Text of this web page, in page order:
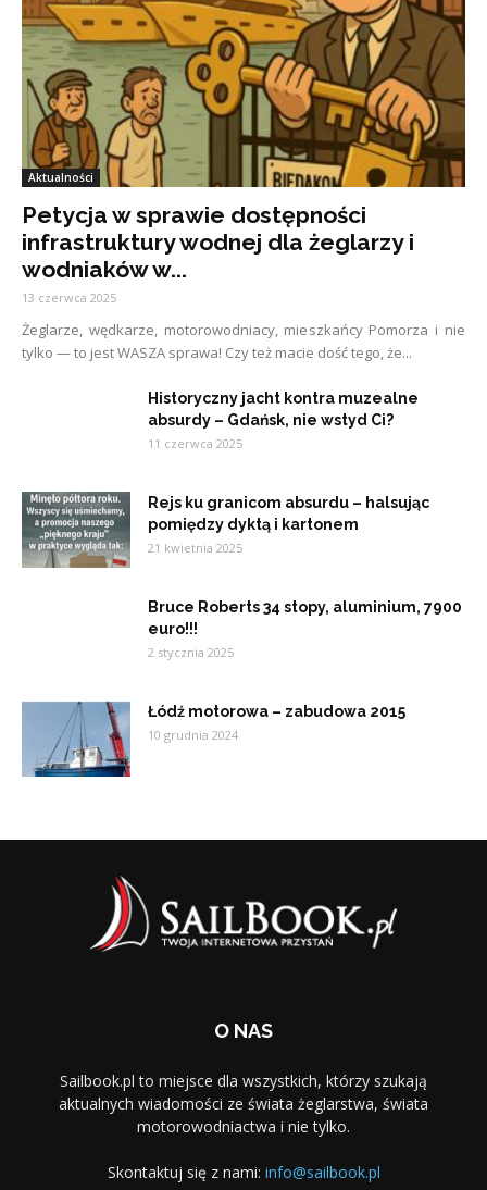
Aktualności
Petycja w sprawie dostępności
infrastruktury wodnej dla żeglarzy i
wodniaków w...
13 czerwca 2025
Żeglarze, wędkarze, motorowodniacy, mieszkańcy Pomorza i nie
tylko — to jest WASZA sprawa! Czy też macie dość tego, że...
Historyczny jacht kontra muzealne
absurdy – Gdańsk, nie wstyd Ci?
11 czerwca 2025
Rejs ku granicom absurdu – halsując
pomiędzy dyktą i kartonem
21 kwietnia 2025
Bruce Roberts 34 stopy, aluminium, 7900
euro!!!
2 stycznia 2025
Łódź motorowa – zabudowa 2015
10 grudnia 2024
O NAS
Sailbook.pl to miejsce dla wszystkich, którzy szukają
aktualnych wiadomości ze świata żeglarstwa, świata
motorowodniactwa i nie tylko.
Skontaktuj się z nami: info@sailbook.pl